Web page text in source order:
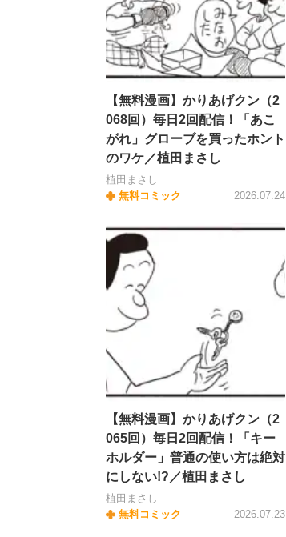
【無料漫画】かりあげクン（2
068回）毎日2回配信！「あこ
がれ」グローブを買ったホント
のワケ／植田まさし
植田まさし
無料コミック
2026.07.24
【無料漫画】かりあげクン（2
065回）毎日2回配信！「キー
ホルダー」普通の使い方は絶対
にしない!?／植田まさし
植田まさし
無料コミック
2026.07.23